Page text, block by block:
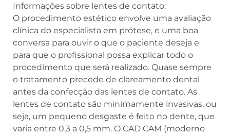
Informações sobre lentes de contato:
O procedimento estético envolve uma avaliação
clínica do especialista em prótese, e uma boa
conversa para ouvir o que o paciente deseja e
para que o profissional possa explicar todo o
procedimento que será realizado. Quase sempre
o tratamento precede de clareamento dental
antes da confecção das lentes de contato. As
lentes de contato são minimamente invasivas, ou
seja, um pequeno desgaste é feito no dente, que
varia entre 0,3 a 0,5 mm. O CAD CAM (moderno